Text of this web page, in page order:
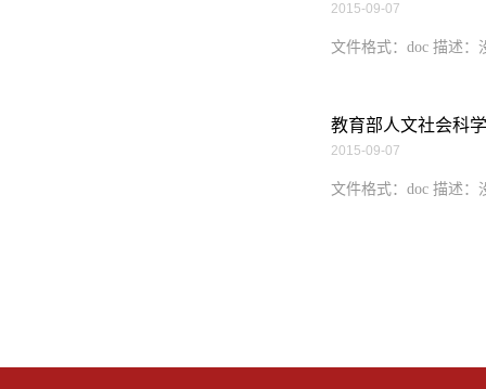
2015-09-07
文件格式：doc 描述：
教育部人文社会科
2015-09-07
文件格式：doc 描述：